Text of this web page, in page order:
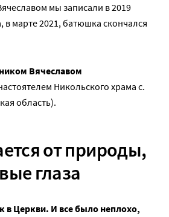
мы записали в 2019
в марте 2021, батюшка скончался
Вячеславом
Никольского храма с.
область).
от природы,
глаза
Церкви. И все было неплохо,